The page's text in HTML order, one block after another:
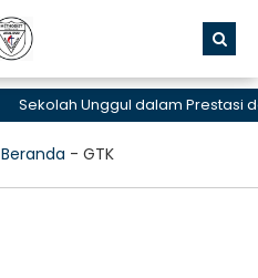
Sekolah Unggul dalam Prestasi
Beranda - GTK